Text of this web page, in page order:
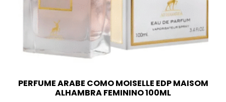
PERFUME ARABE COMO MOISELLE EDP MAISOM
ALHAMBRA FEMININO 100ML